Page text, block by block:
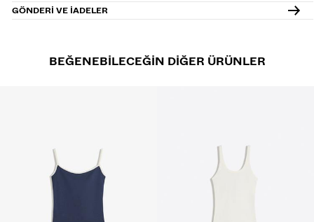
GÖNDERI VE IADELER
BEĞENEBILECEĞIN DIĞER ÜRÜNLER